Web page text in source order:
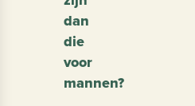
dan
die
voor
mannen?